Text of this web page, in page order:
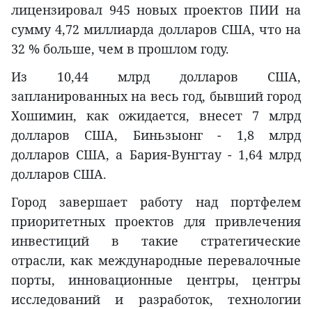
лицензировал 945 новых проектов ПИИ на
сумму 4,72 миллиарда долларов США, что на
32 % больше, чем в прошлом году.
Из 10,44 млрд долларов США,
запланированных на весь год, бывший город
Хошимин, как ожидается, внесет 7 млрд
долларов США, Биньзыонг - 1,8 млрд
долларов США, а Бария-Вунгтау - 1,64 млрд
долларов США.
Город завершает работу над портфелем
приоритетных проектов для привлечения
инвестиций в такие стратегические
отрасли, как международные перевалочные
порты, инновационные центры, центры
исследований и разработок, технологии